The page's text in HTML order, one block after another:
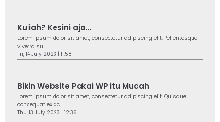
Kuliah? Kesini aja...
Lorem ipsum dolor sit amet, consectetur adipiscing elit. Pellentesque
viverra su...
Fri, 14 July 2023 | 11:58
Bikin Website Pakai WP itu Mudah
Lorem ipsum dolor sit amet, consectetur adipiscing elit. Quisque
consequat ex ac...
Thu, 13 July 2023 | 12:36